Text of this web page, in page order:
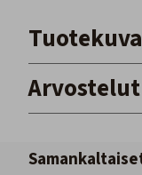
Arvostelut